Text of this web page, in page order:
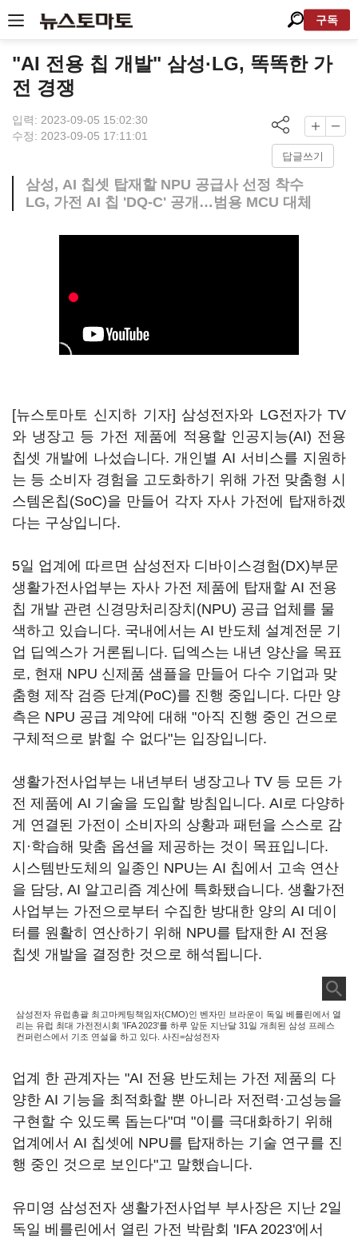
구독
"AI 전용 칩 개발" 삼성·LG, 똑똑한 가
전 경쟁
입력: 2023-09-05 15:02:30
수정: 2023-09-05 17:11:01
답글쓰기
삼성, AI 칩셋 탑재할 NPU 공급사 선정 착수
LG, 가전 AI 칩 'DQ-C' 공개…범용 MCU 대체
[뉴스토마토 신지하 기자] 삼성전자와 LG전자가 TV
와 냉장고 등 가전 제품에 적용할 인공지능(AI) 전용
칩셋 개발에 나섰습니다. 개인별 AI 서비스를 지원하
는 등 소비자 경험을 고도화하기 위해 가전 맞춤형 시
스템온칩(SoC)을 만들어 각자 자사 가전에 탑재하겠
다는 구상입니다.
5일 업계에 따르면 삼성전자 디바이스경험(DX)부문
생활가전사업부는 자사 가전 제품에 탑재할 AI 전용
칩 개발 관련 신경망처리장치(NPU) 공급 업체를 물
색하고 있습니다. 국내에서는 AI 반도체 설계전문 기
업 딥엑스가 거론됩니다. 딥엑스는 내년 양산을 목표
로, 현재 NPU 신제품 샘플을 만들어 다수 기업과 맞
춤형 제작 검증 단계(PoC)를 진행 중입니다. 다만 양
측은 NPU 공급 계약에 대해 "아직 진행 중인 건으로
구체적으로 밝힐 수 없다"는 입장입니다.
생활가전사업부는 내년부터 냉장고나 TV 등 모든 가
전 제품에 AI 기술을 도입할 방침입니다. AI로 다양하
게 연결된 가전이 소비자의 상황과 패턴을 스스로 감
지·학습해 맞춤 옵션을 제공하는 것이 목표입니다.
시스템반도체의 일종인 NPU는 AI 칩에서 고속 연산
을 담당, AI 알고리즘 계산에 특화됐습니다. 생활가전
사업부는 가전으로부터 수집한 방대한 양의 AI 데이
터를 원활히 연산하기 위해 NPU를 탑재한 AI 전용
칩셋 개발을 결정한 것으로 해석됩니다.
삼성전자 유럽총괄 최고마케팅책임자(CMO)인 벤자민 브라운이 독일 베를린에서 열
리는 유럽 최대 가전전시회 'IFA 2023'를 하루 앞둔 지난달 31일 개최된 삼성 프레스
컨퍼런스에서 기조 연설을 하고 있다. 사진=삼성전자
업계 한 관계자는 "AI 전용 반도체는 가전 제품의 다
양한 AI 기능을 최적화할 뿐 아니라 저전력·고성능을
구현할 수 있도록 돕는다"며 "이를 극대화하기 위해
업계에서 AI 칩셋에 NPU를 탑재하는 기술 연구를 진
행 중인 것으로 보인다"고 말했습니다.
유미영 삼성전자 생활가전사업부 부사장은 지난 2일
독일 베를린에서 열린 가전 박람회 'IFA 2023'에서